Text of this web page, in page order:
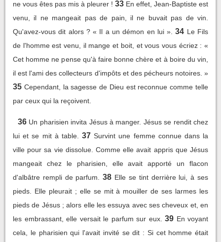
ne vous êtes pas mis à pleurer ! 33 En effet, Jean-Baptiste est
venu, il ne mangeait pas de pain, il ne buvait pas de vin.
Qu'avez-vous dit alors ? « Il a un démon en lui ». 34 Le Fils
de l'homme est venu, il mange et boit, et vous vous écriez : «
Cet homme ne pense qu'à faire bonne chère et à boire du vin,
il est l'ami des collecteurs d'impôts et des pécheurs notoires. »
35 Cependant, la sagesse de Dieu est reconnue comme telle
par ceux qui la reçoivent.
36 Un pharisien invita Jésus à manger. Jésus se rendit chez
lui et se mit à table.
37 Survint une femme connue dans la
ville pour sa vie dissolue. Comme elle avait appris que Jésus
mangeait chez le pharisien, elle avait apporté un flacon
d'albâtre rempli de parfum.
38 Elle se tint derrière lui, à ses
pieds. Elle pleurait ; elle se mit à mouiller de ses larmes les
pieds de Jésus ; alors elle les essuya avec ses cheveux et, en
les embrassant, elle versait le parfum sur eux. 39 En voyant
cela, le pharisien qui l'avait invité se dit : Si cet homme était